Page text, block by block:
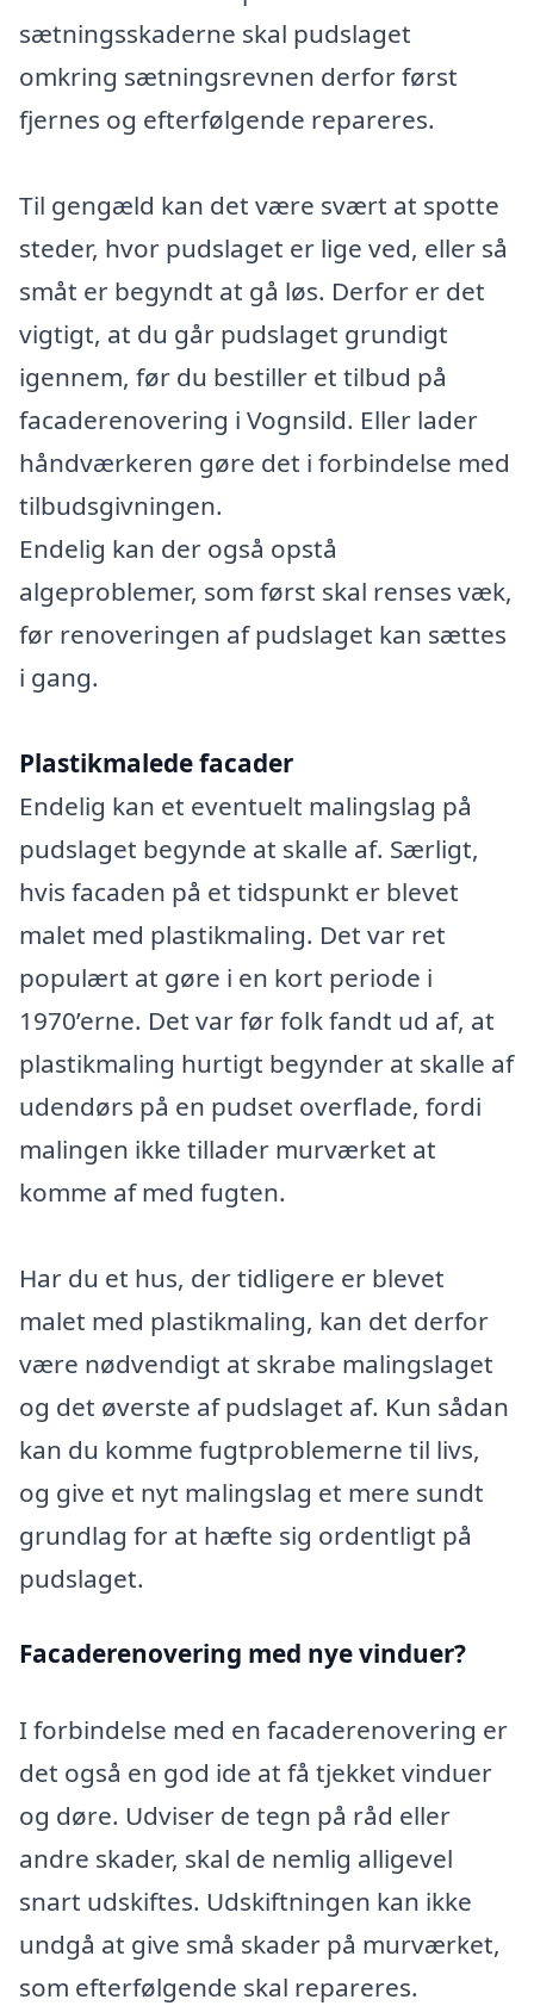
sætningsskaderne skal pudslaget
omkring sætningsrevnen derfor først
fjernes og efterfølgende repareres.
Til gengæld kan det være svært at spotte
steder, hvor pudslaget er lige ved, eller så
småt er begyndt at gå løs. Derfor er det
vigtigt, at du går pudslaget grundigt
igennem, før du bestiller et tilbud på
facaderenovering i Vognsild. Eller lader
håndværkeren gøre det i forbindelse med
tilbudsgivningen.
Endelig kan der også opstå
algeproblemer, som først skal renses væk,
før renoveringen af pudslaget kan sættes
i gang.
Plastikmalede facader
Endelig kan et eventuelt malingslag på
pudslaget begynde at skalle af. Særligt,
hvis facaden på et tidspunkt er blevet
malet med plastikmaling. Det var ret
populært at gøre i en kort periode i
1970’erne. Det var før folk fandt ud af, at
plastikmaling hurtigt begynder at skalle af
udendørs på en pudset overflade, fordi
malingen ikke tillader murværket at
komme af med fugten.
Har du et hus, der tidligere er blevet
malet med plastikmaling, kan det derfor
være nødvendigt at skrabe malingslaget
og det øverste af pudslaget af. Kun sådan
kan du komme fugtproblemerne til livs,
og give et nyt malingslag et mere sundt
grundlag for at hæfte sig ordentligt på
pudslaget.
Facaderenovering med nye vinduer?
I forbindelse med en facaderenovering er
det også en god ide at få tjekket vinduer
og døre. Udviser de tegn på råd eller
andre skader, skal de nemlig alligevel
snart udskiftes. Udskiftningen kan ikke
undgå at give små skader på murværket,
som efterfølgende skal repareres.